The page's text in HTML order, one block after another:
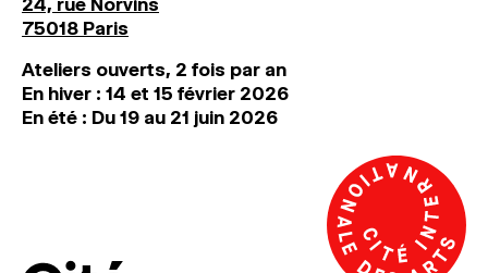
75018 Paris
Ateliers ouverts, 2 fois par an
En hiver : 14 et 15 février 2026
En été : Du 19 au 21 juin 2026